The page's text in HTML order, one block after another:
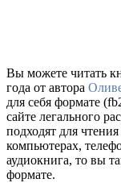
Вы можете читать
года от автора
для себя формате
сайте легального
подходят для
компьютерах,
аудиокнига, то вы
формате.